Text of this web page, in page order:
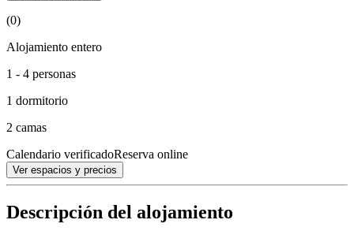
(0)
Alojamiento entero
1 - 4 personas
1 dormitorio
2 camas
Calendario verificadoReserva online
Ver espacios y precios
Descripción del alojamiento